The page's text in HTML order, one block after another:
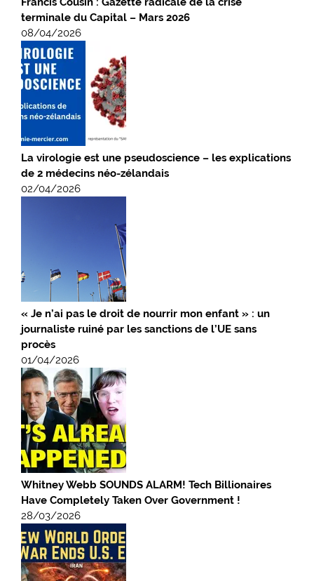
terminale du Capital – Mars 2026
08/04/2026
La virologie est une pseudoscience – les explications
de 2 médecins néo-zélandais
02/04/2026
« Je n’ai pas le droit de nourrir mon enfant » : un
journaliste ruiné par les sanctions de l’UE sans
procès
01/04/2026
Whitney Webb SOUNDS ALARM! Tech Billionaires
Have Completely Taken Over Government !
28/03/2026